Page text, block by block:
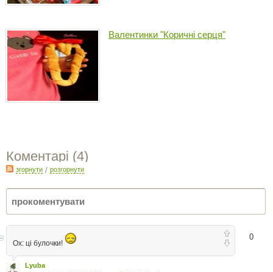
Валентинки "Коричні серця"
Коментарі (4)
згорнути / розгорнути
0
Ох: ці булочки!
Lyuba